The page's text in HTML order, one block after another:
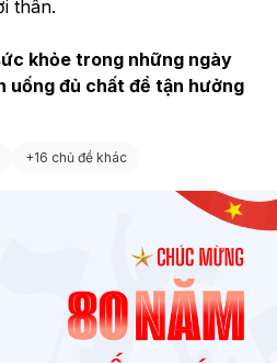
thân.
khỏe trong những ngày
uống đủ chất để tận hưởng
+16 chủ đề khác